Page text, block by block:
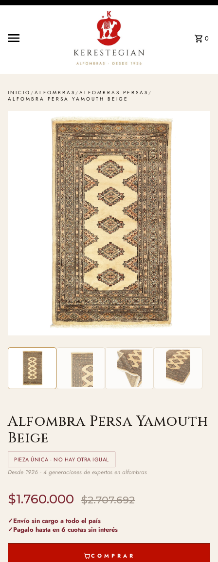
0
INICIO / ALFOMBRAS / ALFOMBRAS PERSAS /
ALFOMBRA PERSA YAMOUTH BEIGE
Alfombra Persa Yamouth
Beige
PIEZA ÚNICA · NO HAY OTRA IGUAL
Desde 1926 · 4 generaciones de expertos en alfombras
$1.760.000 $2.707.692
Envío sin cargo a todo el país
Pagalo hasta en 6 cuotas sin interés
COMPRAR